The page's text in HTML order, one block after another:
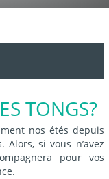
TONGS?
nos étés depuis
si vous n’avez
pour vos